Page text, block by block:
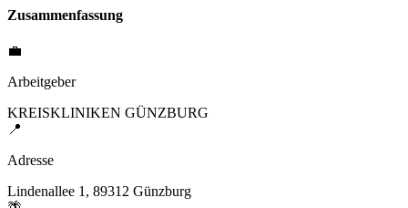
Zusammenfassung
💼
Arbeitgeber
KREISKLINIKEN GÜNZBURG
📍
Adresse
Lindenallee 1, 89312 Günzburg